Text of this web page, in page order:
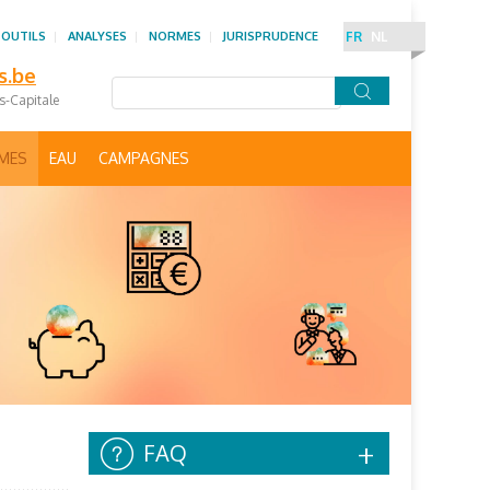
Capitale
ANALYSES NORMES JURISPRUDENCE FR NL
EAU CAMPAGNES
FAQ